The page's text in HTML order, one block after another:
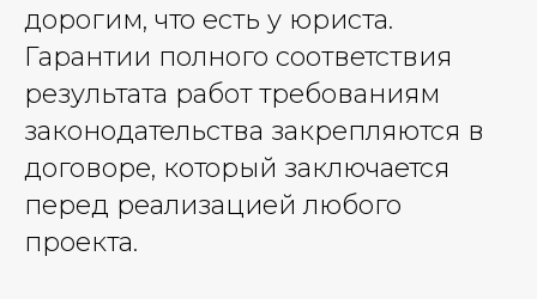
дорогим, что есть у юриста.
Гарантии полного соответствия
результата работ требованиям
законодательства закрепляются в
договоре, который заключается
перед реализацией любого
проекта.